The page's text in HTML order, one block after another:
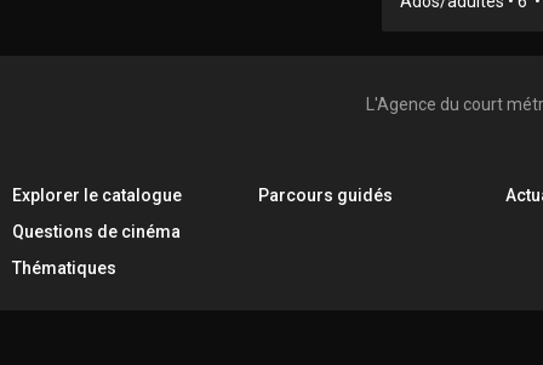
L'Agence du court
Explorer le catalogue
Questions de cinéma
Thématiques
Parcours guidés